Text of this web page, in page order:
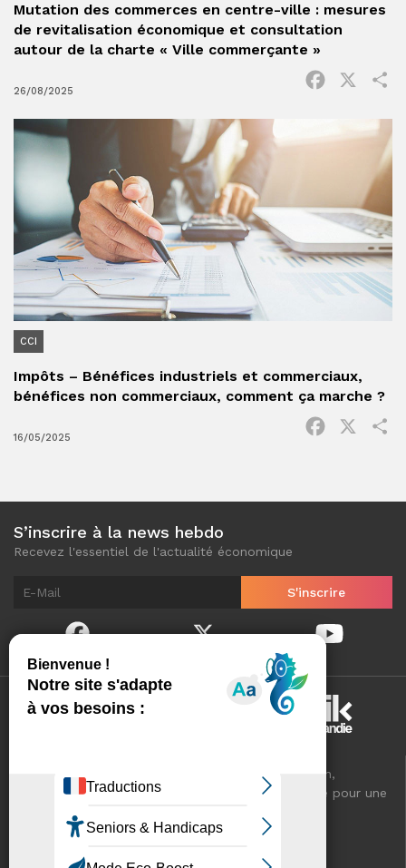
Mutation des commerces en centre-ville : mesures
de revitalisation économique et consultation
autour de la charte « Ville commerçante »
26/08/2025
Facebook
CCI
Impôts – Bénéfices industriels et commerciaux,
bénéfices non commerciaux, comment ça marche ?
16/05/2025
Facebook
S’inscrire à la news hebdo
Recevez l'essentiel de l'actualité économique
Normandinamik sélectionne pour vous, au quotidien,
l'essentiel de l'actualité économique de Normandie pour une
VOTRE RÉSEAU CCI